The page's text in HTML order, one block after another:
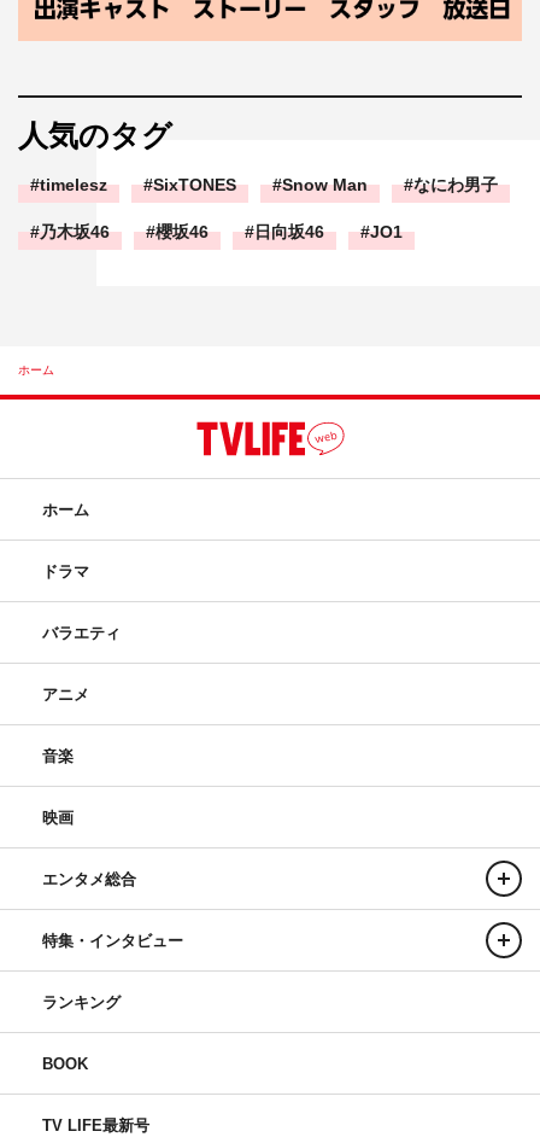
人気のタグ
timelesz SixTONES Snow Man なにわ男子
乃木坂46 櫻坂46 日向坂46 JO1
ホーム
ホーム
ドラマ
バラエティ
アニメ
音楽
映画
エンタメ総合
特集・インタビュー
ランキング
BOOK
TV LIFE最新号